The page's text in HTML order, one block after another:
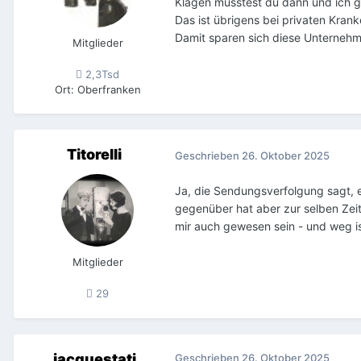
Mitglieder
2,3Tsd
Ort: Oberfranken
Das ist übrigens bei privaten
Damit sparen sich diese
Titorelli
Mitglieder
29
Geschrieben 26. Oktober 2025
Ja, die Sendungsverfolgung sagt,
gegenüber hat aber zur selben
mir auch gewesen sein - und weg
Geschrieben 26. Oktober 2025